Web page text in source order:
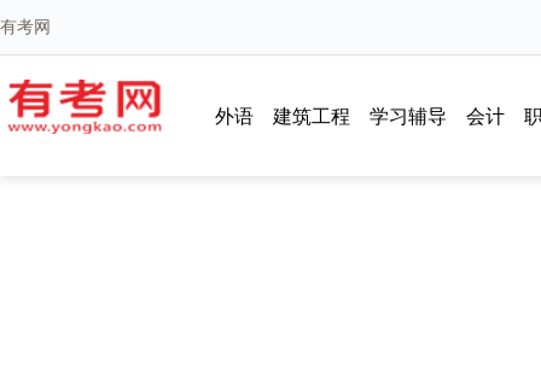
有考网
外语 建筑工程 学习辅导 会计